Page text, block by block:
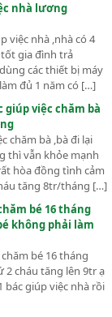
nhà lương
việc nhà ,nhà có 4
gia đình trả
các thiết bị máy
đủ 1 năm có […]
giúp việc chăm bà
chăm bà ,bà đi lại
thì vẫn khỏe mạnh
hòa đồng tình cảm
tăng 8tr/tháng […]
bé 16 tháng
không phải làm
bé 16 tháng
cháu tăng lên 9tr ạ
bác giúp việc nhà rồi